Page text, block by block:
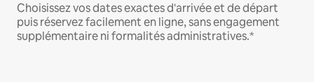
Choisissez vos dates exactes d'arrivée et de départ
puis réservez facilement en ligne, sans engagement
supplémentaire ni formalités administratives.*